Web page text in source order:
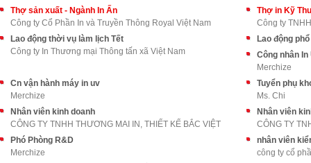
Thợ sản xuất - Ngành In Ấn
Công ty Cổ Phần In và Truyền Thông Royal Việt Nam
Thợ in Kỹ
Công ty
Lao động thời vụ làm lịch Tết
Công ty In Thương mại Thông tấn xã Việt Nam
Lao động
Công nhân In
Merchize
Cn vận hành máy in uv
Merchize
Tuyển phụ
Ms. Chi
Nhân viên kinh doanh
CÔNG TY TNHH THƯƠNG MAI IN, THIẾT KẾ BẮC VIỆT
Nhân viên
CÔNG TY
Phó Phòng R&D
Merchize
nhân viên
công ty cổ